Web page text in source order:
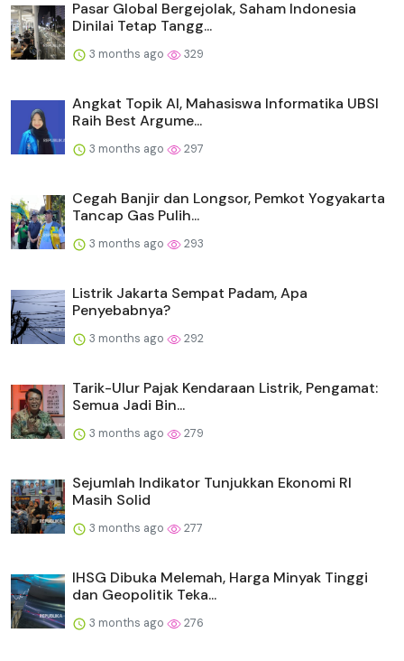
Pasar Global Bergejolak, Saham Indonesia
Dinilai Tetap Tangg...
3 months ago 329
Angkat Topik AI, Mahasiswa Informatika UBSI
Raih Best Argume...
3 months ago 297
Cegah Banjir dan Longsor, Pemkot Yogyakarta
Tancap Gas Pulih...
3 months ago 293
Listrik Jakarta Sempat Padam, Apa
Penyebabnya?
3 months ago 292
Tarik-Ulur Pajak Kendaraan Listrik, Pengamat:
Semua Jadi Bin...
3 months ago 279
Sejumlah Indikator Tunjukkan Ekonomi RI
Masih Solid
3 months ago 277
IHSG Dibuka Melemah, Harga Minyak Tinggi
dan Geopolitik Teka...
3 months ago 276